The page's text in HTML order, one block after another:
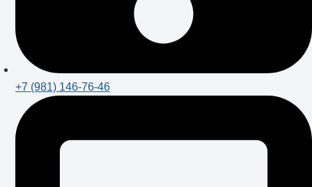
+7 (981) 146-76-46